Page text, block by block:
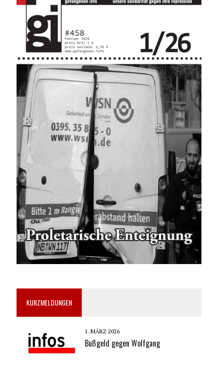
KURZMELDUNGEN
1. MÄRZ 2026
Bußgeld gegen Wolfgang